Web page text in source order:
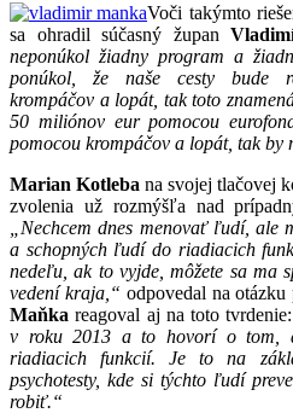
Voči takýmto
sa ohradil súčasný župan
neponúkol žiadny program a
ponúkol, že naše cesty bude
krompáčov a lopát, tak toto
50 miliónov eur pomocou
pomocou krompáčov a lopát, tak by
Marian Kotleba na svojej tlačovej
zvolenia už rozmýšľa nad
„Nechcem dnes menovať ľudí, ale
a schopných ľudí do riadiacich
nedeľu, ak to vyjde, môžete sa ma
vedení kraja,“ odpovedal na
Maňka reagoval aj na toto tvrdenie:
v roku 2013 a to hovorí o tom,
riadiacich funkcií. Je to na
psychotesty, kde si týchto ľudí
robiť.“